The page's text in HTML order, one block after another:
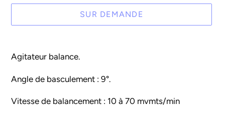
SUR DEMANDE
d'un
à
panier
Agitateur balance.
Angle de basculement : 9°.
Vitesse de balancement : 10 à 70 mvmts/min